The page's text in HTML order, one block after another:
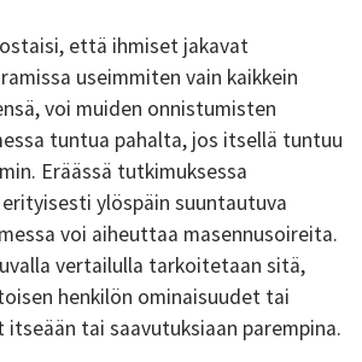
että ihmiset jakavat
useimmiten vain kaikkein
voi muiden onnistumisten
tuntua pahalta, jos itsellä tuntuu
Eräässä tutkimuksessa
ylöspäin suuntautuva
voi aiheuttaa masennusoireita.
vertailulla tarkoitetaan sitä,
henkilön ominaisuudet tai
tai saavutuksiaan parempina.